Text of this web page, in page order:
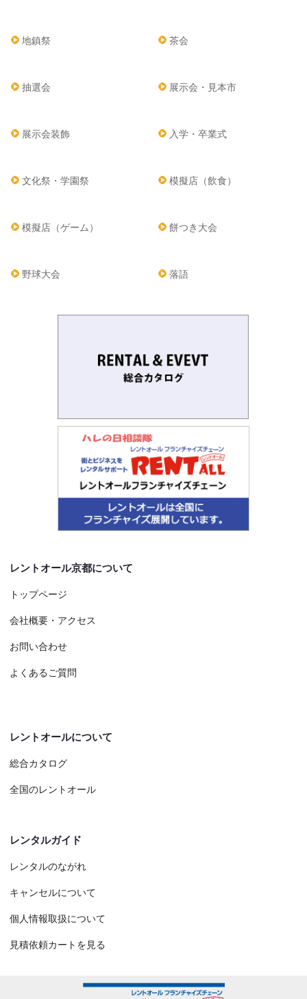
地鎮祭 茶会
抽選会 展示会・見本市
展示会装飾 入学・卒業式
文化祭・学園祭 模擬店（飲食）
模擬店（ゲーム） 餅つき大会
野球大会 落語
レントオール京都について
トップページ
会社概要・アクセス
お問い合わせ
よくあるご質問
レントオールについて
総合カタログ
全国のレントオール
レンタルガイド
レンタルのながれ
キャンセルについて
個人情報取扱について
見積依頼カートを見る